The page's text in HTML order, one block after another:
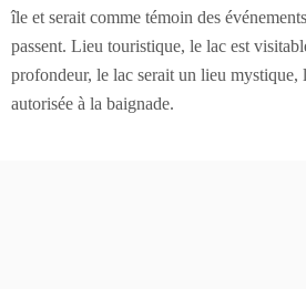
île et serait comme témoin des
passent. Lieu touristique, le lac est
profondeur, le lac serait un lieu mystique,
autorisée à la baignade.